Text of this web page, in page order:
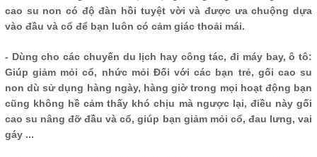
cao su non có độ đàn hồi tuyệt vời và được ưa chuộng dựa
vào đầu và cổ để bạn luôn có cảm giác thoải mái.
- Dùng cho các chuyến du lịch hay công tác, đi máy bay, ô tô:
Giúp giảm mỏi cổ, nhức mỏi Đối với các bạn trẻ, gối cao su
non dù sử dụng hàng ngày, hàng giờ trong mọi hoạt động bạn
cũng không hề cảm thấy khó chịu mà ngược lại, điều này gối
cao su nâng đỡ đầu và cổ, giúp bạn giảm mỏi cổ, đau lưng, vai
gáy ...